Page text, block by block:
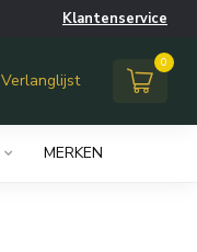
Klantenservice
Verlanglijst
0
MERKEN